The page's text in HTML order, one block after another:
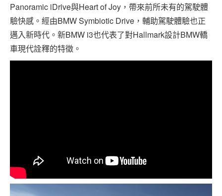
Panoramic iDrive與Heart of Joy，帶來前所未有的駕駛體
驗快感。經由BMW Symbiotic Drive，輔助駕駛體驗也正
邁入新時代。新BMW i3也代表了對Hallmark設計BMW轎
車現代詮釋的特徵。